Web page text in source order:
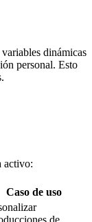
dinámicas
personal. Esto
activo:
Caso de uso